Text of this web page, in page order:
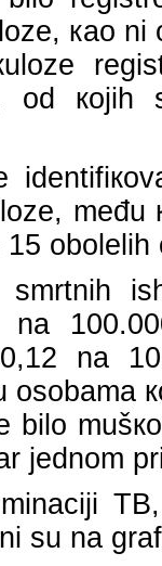
као ni
оd
mеđu
15
smrtnih
nа
nа
оsоbаmа
bilо
јеdnоm
su nа